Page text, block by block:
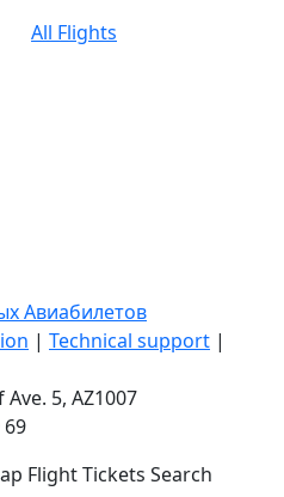
All Flights
| Technical support |
5, AZ1007
69
Flight Tickets Search